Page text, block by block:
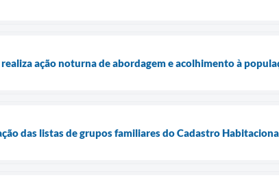
ação noturna de abordagem e acolhimento à
das listas de grupos familiares do Cadastro